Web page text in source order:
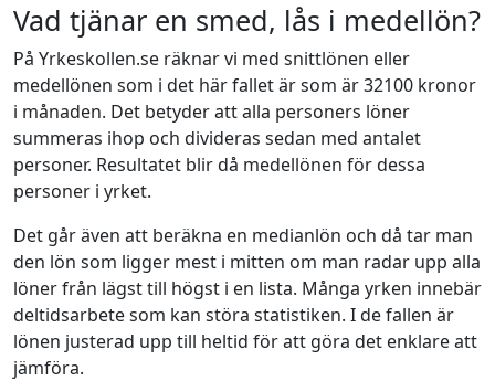
Vad tjänar en smed, lås i medellön?
På Yrkeskollen.se räknar vi med snittlönen eller
medellönen som i det här fallet är som är 32100 kronor
i månaden. Det betyder att alla personers löner
summeras ihop och divideras sedan med antalet
personer. Resultatet blir då medellönen för dessa
personer i yrket.
Det går även att beräkna en medianlön och då tar man
den lön som ligger mest i mitten om man radar upp alla
löner från lägst till högst i en lista. Många yrken innebär
deltidsarbete som kan störa statistiken. I de fallen är
lönen justerad upp till heltid för att göra det enklare att
jämföra.